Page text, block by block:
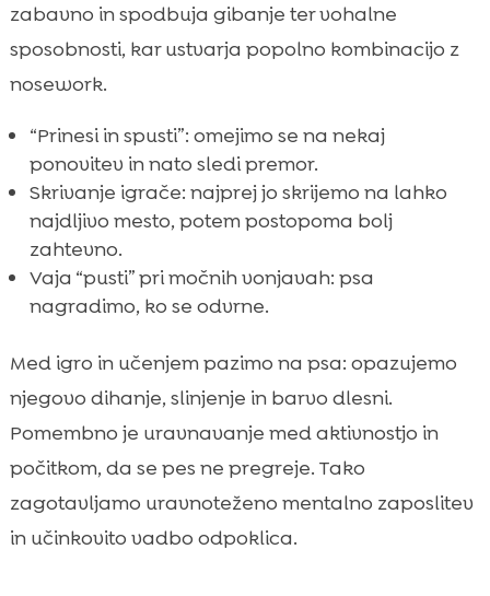
zabavno in spodbuja gibanje ter vohalne
sposobnosti, kar ustvarja popolno kombinacijo z
nosework.
“Prinesi in spusti”: omejimo se na nekaj
ponovitev in nato sledi premor.
Skrivanje igrače: najprej jo skrijemo na lahko
najdljivo mesto, potem postopoma bolj
zahtevno.
Vaja “pusti” pri močnih vonjavah: psa
nagradimo, ko se odvrne.
Med igro in učenjem pazimo na psa: opazujemo
njegovo dihanje, slinjenje in barvo dlesni.
Pomembno je uravnavanje med aktivnostjo in
počitkom, da se pes ne pregreje. Tako
zagotavljamo uravnoteženo mentalno zaposlitev
in učinkovito vadbo odpoklica.